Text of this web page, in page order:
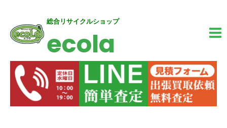
総合リサイクルショップ
ecola